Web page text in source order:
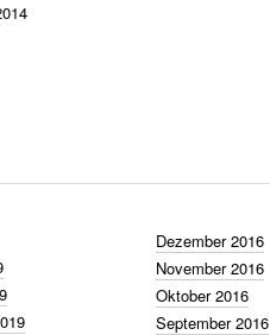
Dezember 2016
November 2016
Oktober 2016
September 2016